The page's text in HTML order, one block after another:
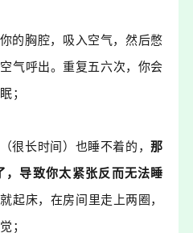
的胸腔，吸入空气，然后憋
气呼出。重复五六次，你会
；
很长时间）也睡不着的，那
导致你太紧张反而无法睡
起床，在房间里走上两圈，
；